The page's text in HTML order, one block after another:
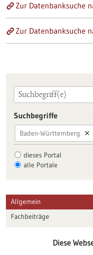
Zur Datenbanksuche
Zur Datenbanksuche
Suchbegriffe
Baden-Württemberg
dieses Portal
alle Portale
Allgemein
Fachbeiträge
VeranstaltungenDiese